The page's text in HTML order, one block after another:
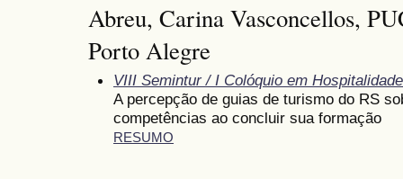
Abreu, Carina Vasconcellos,
Porto Alegre
VIII Semintur / I Colóquio em Hospitalidade
A percepção de guias de turismo do RS
competências ao concluir sua formação
RESUMO